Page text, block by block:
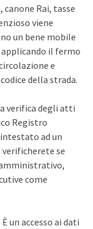
Rai, tasse
viene
un bene mobile
il fermo
e
della strada.
verifica degli atti
Registro
ad un
se
come
un accesso ai dati